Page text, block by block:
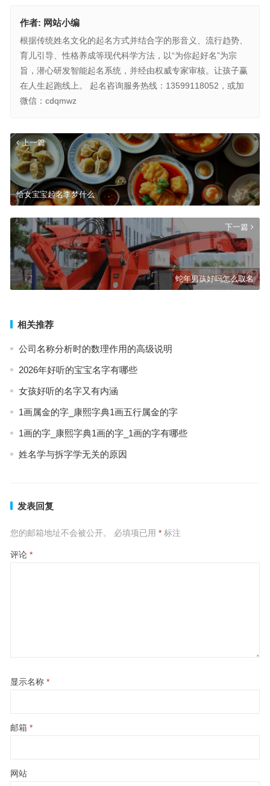
作者: 网站小编
根据传统姓名文化的起名方式并结合字的形音义、流行趋势、
育儿引导、性格养成等现代科学方法，以“为你起好名”为宗
旨，潜心研发智能起名系统，并经由权威专家审核。让孩子赢
在人生起跑线上。 起名咨询服务热线：13599118052，或加
微信：cdqmwz
上一篇
给女宝宝起名李梦什么
下一篇
蛇年男孩好吗怎么取名
相关推荐
公司名称分析时的数理作用的高级说明
2026年好听的宝宝名字有哪些
女孩好听的名字又有内涵
1画属金的字_康熙字典1画五行属金的字
1画的字_康熙字典1画的字_1画的字有哪些
姓名学与拆字学无关的原因
发表回复
您的邮箱地址不会被公开。 必填项已用 *标注
评论 *
显示名称 *
邮箱 *
网站